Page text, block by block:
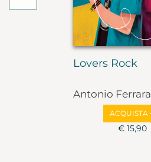
Lovers Rock
Antonio Ferrara
ACQUISTA
€ 15,90